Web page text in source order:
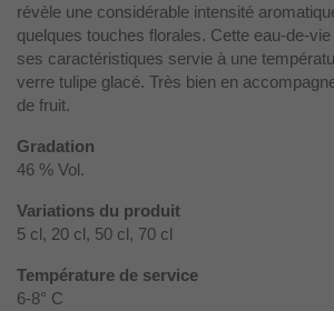
révèle une considérable intensité
quelques touches florales. Cette eau-de-
ses caractéristiques servie à une
verre tulipe glacé. Très bien en
de fruit.
Gradation
46 % Vol.
Variations du produit
5 cl, 20 cl, 50 cl, 70 cl
Température de service
6-8° C